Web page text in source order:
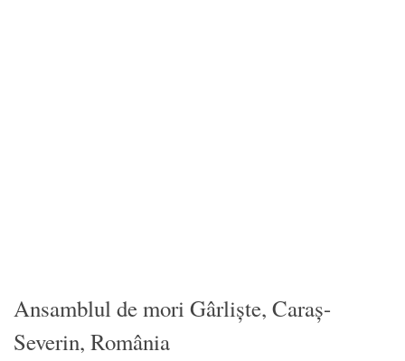
Ansamblul de mori Gârliște, Caraș-
Severin, România